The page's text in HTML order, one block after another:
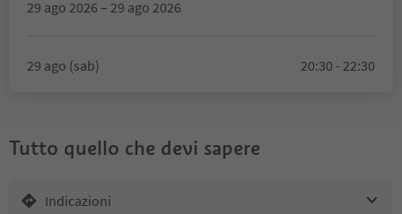
29 ago 2026 – 29 ago 2026
29 ago (sab) 20:30 - 22:30
Tutto quello che devi sapere
Indicazioni